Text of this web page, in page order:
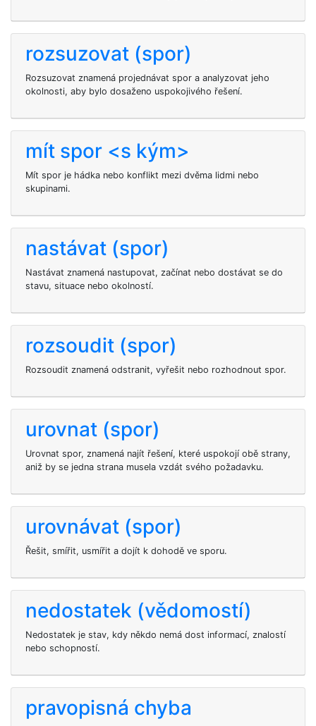
rozsuzovat (spor)
Rozsuzovat znamená projednávat spor a analyzovat jeho
okolnosti, aby bylo dosaženo uspokojivého řešení.
mít spor <s kým>
Mít spor je hádka nebo konflikt mezi dvěma lidmi nebo
skupinami.
nastávat (spor)
Nastávat znamená nastupovat, začínat nebo dostávat se do
stavu, situace nebo okolností.
rozsoudit (spor)
Rozsoudit znamená odstranit, vyřešit nebo rozhodnout spor.
urovnat (spor)
Urovnat spor, znamená najít řešení, které uspokojí obě strany,
aniž by se jedna strana musela vzdát svého požadavku.
urovnávat (spor)
Řešit, smířit, usmířit a dojít k dohodě ve sporu.
nedostatek (vědomostí)
Nedostatek je stav, kdy někdo nemá dost informací, znalostí
nebo schopností.
pravopisná chyba